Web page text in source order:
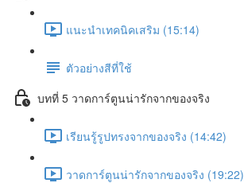
แนะนำเทคนิคเสริม (15:14)
ตัวอย่างสีที่ใช้
บทที่ 5 วาดการ์ตูนน่ารักจากของจริง
เรียนรู้รูปทรงจากของจริง (14:42)
วาดการ์ตูนน่ารักจากของจริง (19:22)